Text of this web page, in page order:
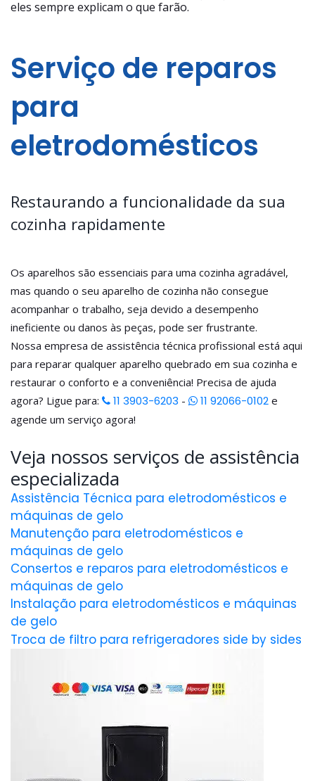
eles sempre explicam o que farão.
Serviço de reparos
para
eletrodomésticos
Restaurando a funcionalidade da sua
cozinha rapidamente
Os aparelhos são essenciais para uma cozinha agradável,
mas quando o seu aparelho de cozinha não consegue
acompanhar o trabalho, seja devido a desempenho
ineficiente ou danos às peças, pode ser frustrante.
Nossa empresa de assistência técnica profissional está aqui
para reparar qualquer aparelho quebrado em sua cozinha e
restaurar o conforto e a conveniência! Precisa de ajuda
agora? Ligue para:
11 3903-6203 - 11 92066-0102 e
agende um serviço agora!
Veja nossos serviços de assistência
especializada
Assistência Técnica para eletrodomésticos e
máquinas de gelo
Manutenção para eletrodomésticos e
máquinas de gelo
Consertos e reparos para eletrodomésticos e
máquinas de gelo
Instalação para eletrodomésticos e máquinas
de gelo
Troca de filtro para refrigeradores side by sides